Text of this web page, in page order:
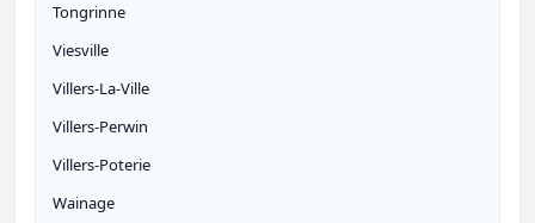
Tongrinne
Viesville
Villers-La-Ville
Villers-Perwin
Villers-Poterie
Wainage